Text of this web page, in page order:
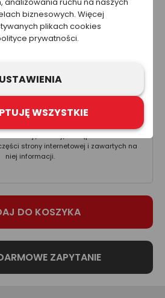
45.73 zł
kosztów wysyłki.
zawarte na stronie nie powinny
ani traktowane jako oferta sprzedaży,
traktowane jako zaproszenie lub
umowy wymaga indywidualnych
strony internetowej i zawartych na
niej informacji.
biznesowych. Więcej
plikach cookies
prywatności.
USTAWIENIA
WSZYSTKIE